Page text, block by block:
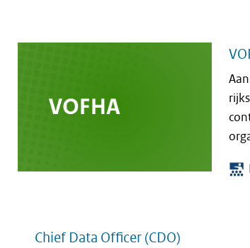
Chief Data Officer (CDO)